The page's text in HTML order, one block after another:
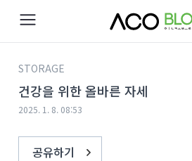
STORAGE
건강을 위한 올바른 자세
2025. 1. 8. 08:53
공유하기